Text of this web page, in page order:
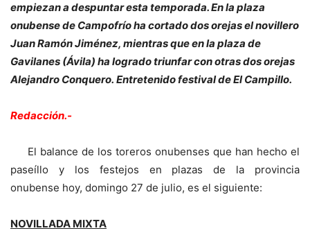
empiezan a despuntar esta temporada. En la plaza
onubense de Campofrío ha cortado dos orejas el novillero
Juan Ramón Jiménez, mientras que en la plaza de
Gavilanes (Ávila) ha logrado triunfar con otras dos orejas
Alejandro Conquero. Entretenido festival de El Campillo.
Redacción.-
El balance de los toreros onubenses que han hecho el
paseíllo y los festejos en plazas de la provincia
onubense hoy, domingo 27 de julio, es el siguiente:
NOVILLADA MIXTA